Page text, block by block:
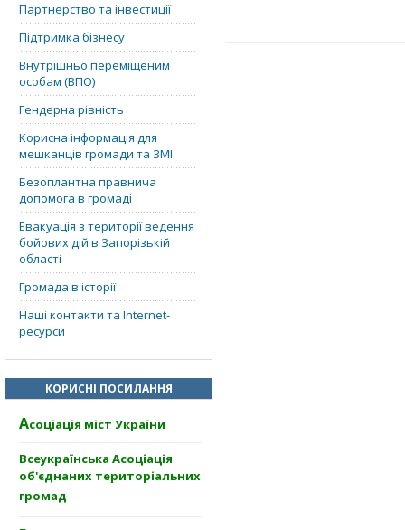
Партнерство та інвестиції
Підтримка бізнесу
Внутрішньо переміщеним
особам (ВПО)
Гендерна рівність
Корисна інформація для
мешканців громади та ЗМІ
Безоплантна правнича
допомога в громаді
Евакуація з території ведення
бойових дій в Запорізькій
області
Громада в історії
Наші контакти та Internet-
ресурси
КОРИСНІ ПОСИЛАННЯ
Асоціація міст України
Всеукраїнська Асоціація
об'єднаних територіальних
громад